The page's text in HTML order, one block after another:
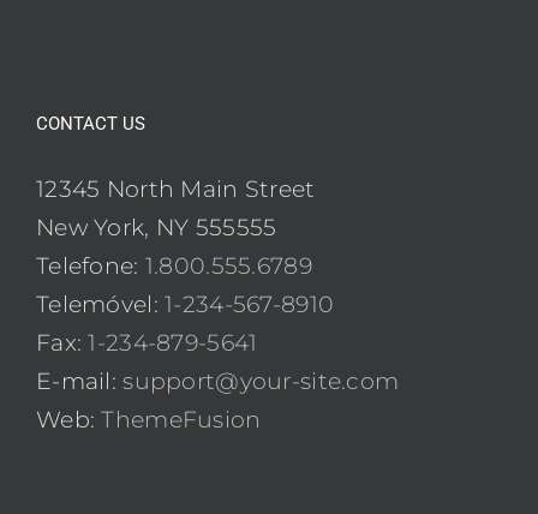
CONTACT US
12345 North Main Street
New York, NY 555555
Telefone: 1.800.555.6789
Telemóvel:1-234-567-8910
Fax:1-234-879-5641
E-mail:support@your-site.com
Web:ThemeFusion